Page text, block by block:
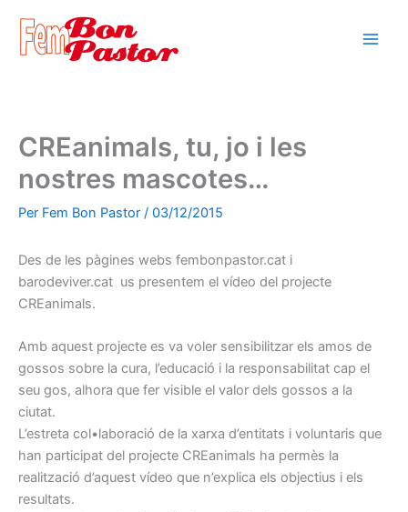
contingut
CREanimals, tu, jo i les
nostres mascotes…
Per Fem Bon Pastor / 03/12/2015
Des de les pàgines webs fembonpastor.cat i
barodeviver.cat us presentem el vídeo del projecte
CREanimals.
Amb aquest projecte es va voler sensibilitzar els amos de
gossos sobre la cura, l’educació i la responsabilitat cap el
seu gos, alhora que fer visible el valor dels gossos a la
ciutat.
L’estreta col•laboració de la xarxa d’entitats i voluntaris que
han participat del projecte CREanimals ha permès la
realització d’aquest vídeo que n’explica els objectius i els
resultats.